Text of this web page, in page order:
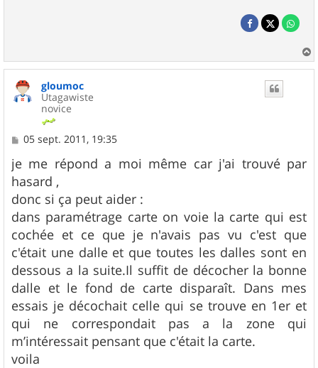
a
gloumoc
Utagawiste
novice
M
s
s
a
g
e
05 sept. 2011, 19:35
je me répond a moi même car j'ai trouvé par
hasard ,
donc si ça peut aider :
dans paramétrage carte on voie la carte qui est
cochée et ce que je n'avais pas vu c'est que
c'était une dalle et que toutes les dalles sont en
dessous a la suite.Il suffit de décocher la bonne
dalle et le fond de carte disparaît. Dans mes
essais je décochait celle qui se trouve en 1er et
qui ne correspondait pas a la zone qui
m’intéressait pensant que c'était la carte.
voila